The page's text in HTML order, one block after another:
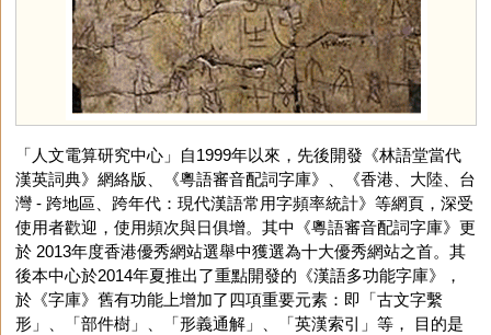
「人文電算研究中心」自1999年以來，先後開發《林語堂當代
漢英詞典》網絡版、《粵語審音配詞字庫》、《香港、大陸、台
灣 - 跨地區、跨年代：現代漢語常用字頻率統計》等網頁，深受
使用者歡迎，使用頻次與日俱增。其中《粵語審音配詞字庫》更
於 2013年度香港優秀網站選舉中獲選為十大優秀網站之首。其
後本中心於2014年夏推出了重點開發的《漢語多功能字庫》，
於《字庫》舊有功能上增加了四項重要元素：即「古文字繫
形」、「部件樹」、「形義通解」、「英漢索引」等， 目的是